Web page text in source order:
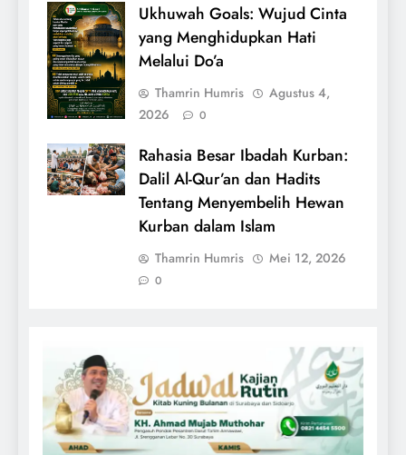
Ukhuwah Goals: Wujud Cinta
yang Menghidupkan Hati
Melalui Do’a
Thamrin Humris
Agustus 4,
2026
0
Rahasia Besar Ibadah Kurban:
Dalil Al-Qur’an dan Hadits
Tentang Menyembelih Hewan
Kurban dalam Islam
Thamrin Humris Mei 12, 2026
0